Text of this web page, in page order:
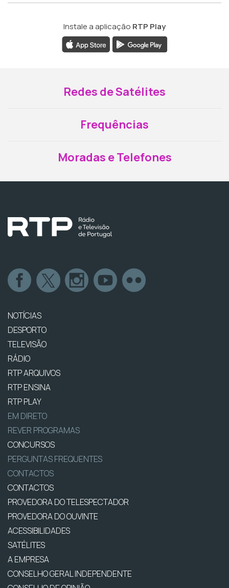
Instale a aplicação RTP Play
Redes de Satélites
Frequências
Moradas e Telefones
NOTÍCIAS
DESPORTO
TELEVISÃO
RÁDIO
RTP ARQUIVOS
RTP ENSINA
RTP PLAY
EM DIRETO
REVER PROGRAMAS
CONCURSOS
PERGUNTAS FREQUENTES
CONTACTOS
CONTACTOS
PROVEDORA DO TELESPECTADOR
PROVEDORA DO OUVINTE
ACESSIBILIDADES
SATÉLITES
A EMPRESA
CONSELHO GERAL INDEPENDENTE